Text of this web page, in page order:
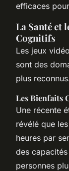
efficaces
La Santé et
Cognitifs
Les jeux
sont des
plus
Les Bienfaits
Une récente
révélé que
heures par
des
personnes